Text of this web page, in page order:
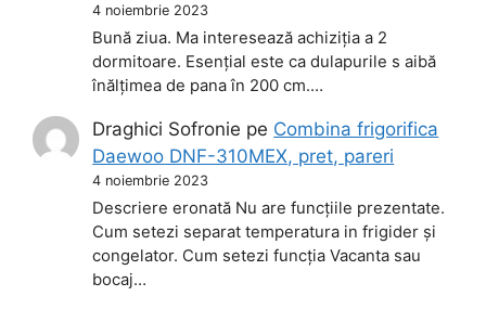
4 noiembrie 2023
Bună ziua. Ma interesează achiziția a 2
dormitoare. Esențial este ca dulapurile s aibă
înălțimea de pana în 200 cm.…
Draghici Sofronie pe Combina frigorifica
Daewoo DNF-310MEX, pret, pareri
4 noiembrie 2023
Descriere eronată Nu are funcțiile prezentate.
Cum setezi separat temperatura in frigider și
congelator. Cum setezi funcția Vacanta sau
bocaj…